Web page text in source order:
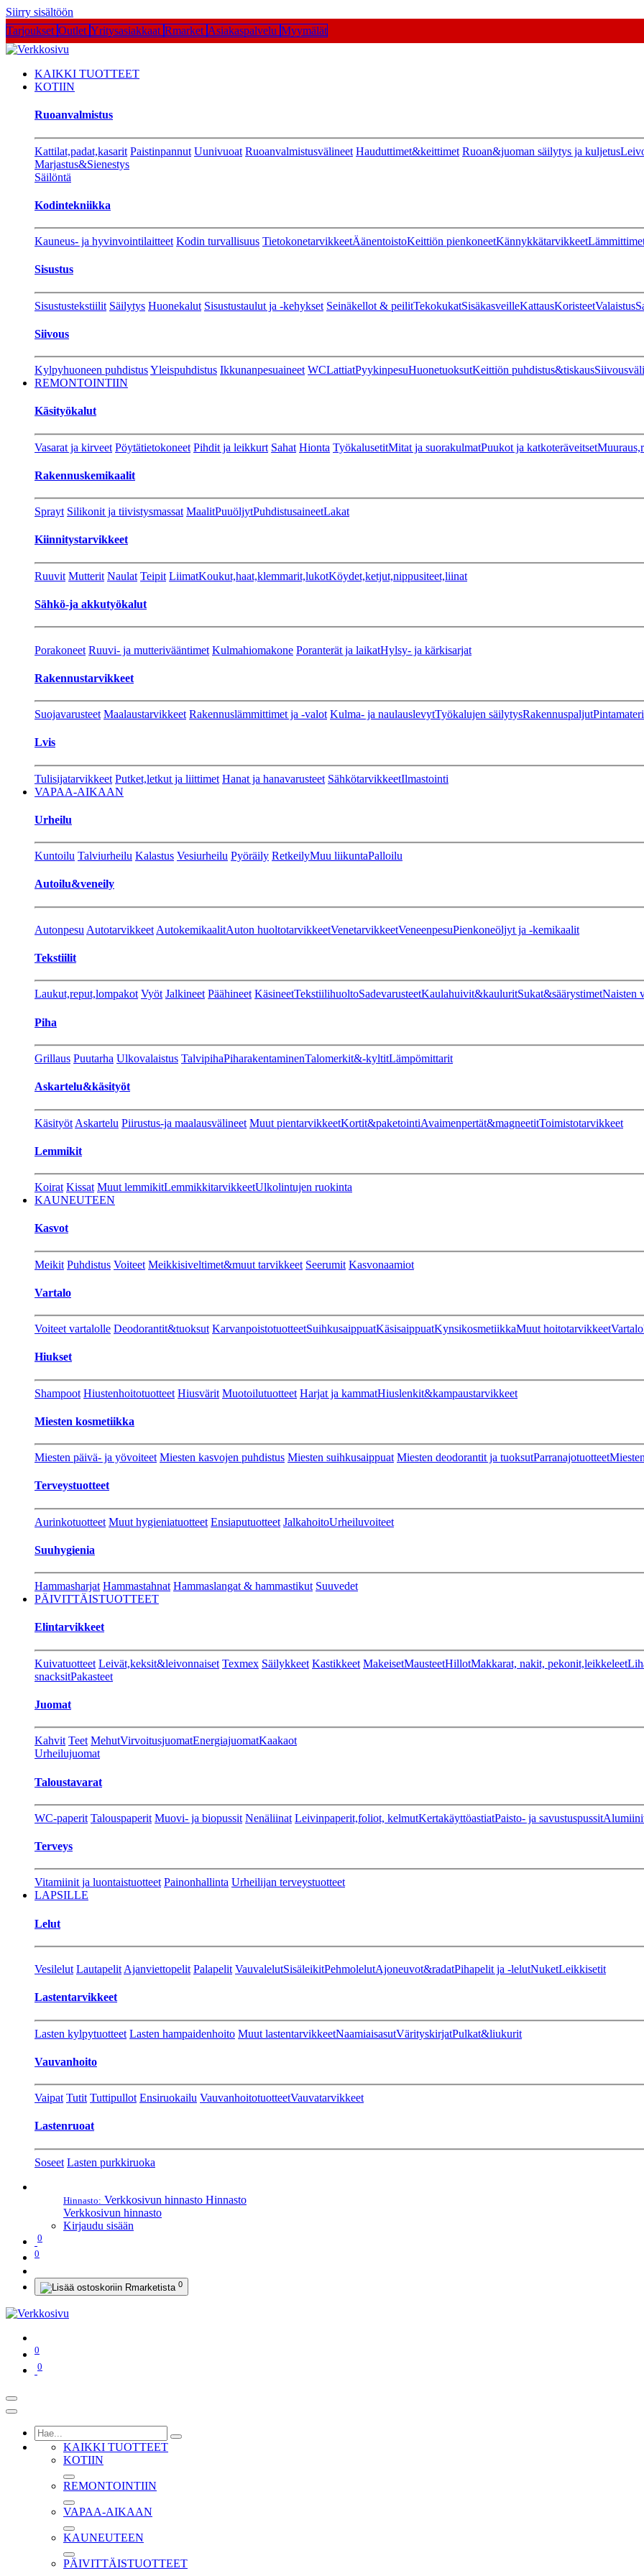
Siirry sisältöön
Tarjoukset Outlet Yritysasiakkaat Rmarket Asiakaspalvelu Myymälät
KAIKKI TUOTTEET
KOTIIN
Ruoanvalmistus
Kattilat,padat,kasarit Paistinpannut Uunivuoat Ruoanvalmistusvälineet Hauduttimet&keittimet Ruoan&juoman säilytys ja kuljetus
Marjastus&Sienestys
Säilöntä
Kodintekniikka
Kauneus- ja hyvinvointilaitteet Kodin turvallisuus TietokonetarvikkeetÄänentoistoKeittiön pienkoneetKännykkätarvikkeet
Sisustus
Sisustustekstiilit Säilytys Huonekalut Sisustustaulut ja -kehykset Seinäkellot & peilitTekokukatSisäkasveilleKattausKoristeetValaistus
Siivous
Kylpyhuoneen puhdistusYleispuhdistus Ikkunanpesuaineet WCLattiatPyykinpesuHuonetuoksutKeittiön puhdistus&tiskaus
REMONTOINTIIN
Käsityökalut
Vasarat ja kirveet Pöytätietokoneet Pihdit ja leikkurt Sahat Hionta TyökalusetitMitat ja suorakulmatPuukot ja katkoteräveitset
Rakennuskemikaalit
Sprayt Silikonit ja tiivistysmassat MaalitPuuöljytPuhdistusaineetLakat
Kiinnitystarvikkeet
Ruuvit Mutterit Naulat Teipit LiimatKoukut,haat,klemmarit,lukotKöydet,ketjut,nippusiteet,liinat
Sähkö-ja akkutyökalut
Porakoneet Ruuvi- ja mutterivääntimet Kulmahiomakone Poranterät ja laikatHylsy- ja kärkisarjat
Rakennustarvikkeet
Suojavarusteet Maalaustarvikkeet Rakennuslämmittimet ja -valot Kulma- ja naulauslevytTyökalujen säilytysRakennuspaljut
Lvis
Tulisijatarvikkeet Putket,letkut ja liittimet Hanat ja hanavarusteet SähkötarvikkeetIlmastointi
VAPAA-AIKAAN
Urheilu
Kuntoilu Talviurheilu Kalastus Vesiurheilu Pyöräily RetkeilyMuu liikuntaPalloilu
Autoilu&veneily
Autonpesu Autotarvikkeet AutokemikaalitAuton huoltotarvikkeetVenetarvikkeetVeneenpesuPienkoneöljyt ja -kemikaalit
Tekstiilit
Laukut,reput,lompakot Vyöt Jalkineet Päähineet KäsineetTekstiilihuoltoSadevarusteetKaulahuivit&kauluritSukat&säärystimetNaisten
Piha
Grillaus Puutarha Ulkovalaistus TalvipihaPiharakentaminenTalomerkit&-kyltitLämpömittarit
Askartelu&käsityöt
Käsityöt Askartelu Piirustus-ja maalausvälineet Muut pientarvikkeetKortit&paketointiAvaimenpertät&magneetitToimistotarvikkeet
Lemmikit
Koirat Kissat Muut lemmikitLemmikkitarvikkeetUlkolintujen ruokinta
KAUNEUTEEN
Kasvot
Meikit Puhdistus Voiteet Meikkisiveltimet&muut tarvikkeet Seerumit Kasvonaamiot
Vartalo
Voiteet vartalolle Deodorantit&tuoksut KarvanpoistotuotteetSuihkusaippuatKäsisaippuatKynsikosmetiikkaMuut hoitotarvikkeet
Hiukset
Shampoot Hiustenhoitotuotteet Hiusvärit Muotoilutuotteet Harjat ja kammatHiuslenkit&kampaustarvikkeet
Miesten kosmetiikka
Miesten päivä- ja yövoiteet Miesten kasvojen puhdistus Miesten suihkusaippuat Miesten deodorantit ja tuoksutParranajotuotteet
Terveystuotteet
Aurinkotuotteet Muut hygieniatuotteet Ensiaputuotteet JalkahoitoUrheiluvoiteet
Suuhygienia
Hammasharjat Hammastahnat Hammaslangat & hammastikut Suuvedet
PÄIVITTÄISTUOTTEET
Elintarvikkeet
Kuivatuotteet Leivät,keksit&leivonnaiset Texmex Säilykkeet Kastikkeet MakeisetMausteetHillotMakkarat, nakit, pekonit,leikkeleet
snacksitPakasteet
Juomat
Kahvit Teet MehutVirvoitusjuomatEnergiajuomatKaakaot
Urheilujuomat
Taloustavarat
WC-paperit Talouspaperit Muovi- ja biopussit Nenäliinat Leivinpaperit,foliot, kelmutKertakäyttöastiatPaisto- ja savustuspussit
Terveys
Vitamiinit ja luontaistuotteet Painonhallinta Urheilijan terveystuotteet
LAPSILLE
Lelut
Vesilelut Lautapelit Ajanviettopelit Palapelit VauvalelutSisäleikitPehmolelutAjoneuvot&radatPihapelit ja -lelutNuketLeikkisetit
Lastentarvikkeet
Lasten kylpytuotteet Lasten hampaidenhoito Muut lastentarvikkeetNaamiaisasutVärityskirjatPulkat&liukurit
Vauvanhoito
Vaipat Tutit Tuttipullot Ensiruokailu VauvanhoitotuotteetVauvatarvikkeet
Lastenruoat
Soseet Lasten purkkiruoka
Hinnasto: Verkkosivun hinnasto Hinnasto
Verkkosivun hinnasto
Kirjaudu sisään
0
0
0
0
0
KAIKKI TUOTTEET
KOTIIN
REMONTOINTIIN
VAPAA-AIKAAN
KAUNEUTEEN
PÄIVITTÄISTUOTTEET